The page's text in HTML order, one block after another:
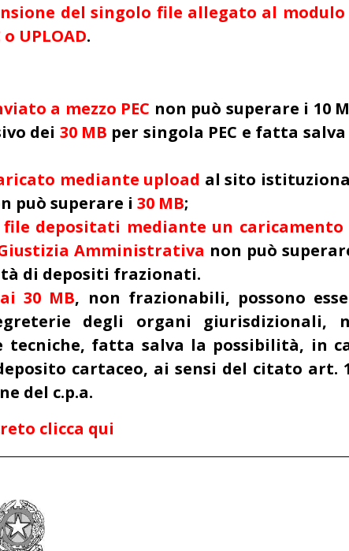
del singolo file allegato al modulo
UPLOAD.
a mezzo PEC non può superare i 10
dei 30 MB per singola PEC e fatta salva
ricato mediante upload al sito
può superare i 30 MB;
file depositati mediante un caricamento
Amministrativa non può
di depositi frazionati.
30 MB, non frazionabili, possono
degli organi giurisdizionali,
tecniche, fatta salva la possibilità, in
cartaceo, ai sensi del citato art.
del c.p.a.
clicca qui